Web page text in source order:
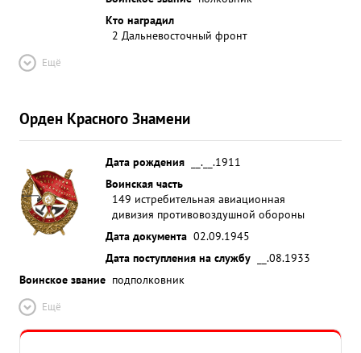
Кто наградил
2 Дальневосточный фронт
Ещё
Орден Красного Знамени
Дата рождения
__.__.1911
Воинская часть
149 истребительная авиационная
дивизия противовоздушной обороны
Дата документа 02.09.1945
Дата поступления на службу
__.08.1933
Воинское звание подполковник
Ещё